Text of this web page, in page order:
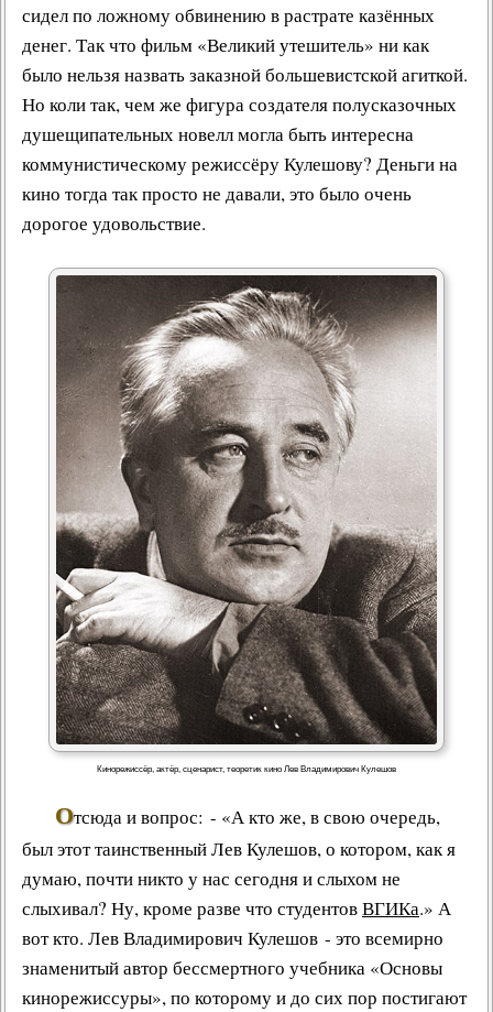
сидел по ложному обвинению в растрате казённых
денег. Так что фильм «Великий утешитель» ни как
было нельзя назвать заказной большевистской агиткой.
Но коли так, чем же фигура создателя полусказочных
душещипательных новелл могла быть интересна
коммунистическому режиссёру Кулешову? Деньги на
кино тогда так просто не давали, это было очень
дорогое удовольствие.
Кинорежиссёр, актёр, сценарист, теоретик кино Лев Владимирович Кулешов
Отсюда и вопрос: - «А кто же, в свою очередь,
был этоттаинственный Лев Кулешов, о котором, как я
думаю, почти никто у нас сегодня и слыхом не
слыхивал? Ну, кроме разве что студентовВГИКа.» А
вот кто. Лев Владимирович Кулешов - это всемирно
знаменитый автор бессмертного учебника «Основы
кинорежиссуры», по которому и до сих пор постигают